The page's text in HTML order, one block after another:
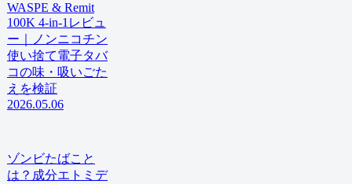
WASPE & Remit
100K 4-in-1レビュ
ー｜ノンニコチン
使い捨て電子タバ
コの味・吸いごた
えを検証
2026.05.06
ゾンビたばこと
は？成分エトミデ